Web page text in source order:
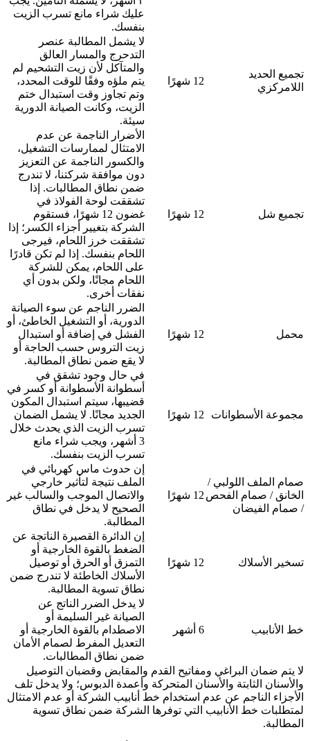
عليك شراء مانع تسرب الزيت
بنفسك.
تجميع الحديد
اللامركزي
12 شهرًا
لا يشمل المطالبة عنصر
التدحرج والمسار العالق
والمتآكل لأن زيت التشحيم لم
يتم ملؤه وفقًا للوقت المحدد،
وتم تجاوز وقت استبدال ختم
الزيت، وكانت الصيانة الدورية
سيئة.
تجميع شل 12 شهرًا
الأضرار الناجمة عن عدم
الامتثال لممارسات التشغيل،
والكسور الناجمة عن التعزيز
دون موافقة شركتنا، لا تندرج
ضمن نطاق المطالبات. إذا
تشققت لوحة الفولاذ في
غضون 12 شهرًا، فستقوم
الشركة بتغيير أجزاء الكسر؛ إذا
تشققت خرز اللحام، فيرجى
اللحام بنفسك. إذا لم تكن قادرًا
على اللحام، يمكن للشركة
اللحام مجانًا، ولكن بدون أي
نفقات أخرى.
محمل 12 شهرًا
الضرر الناجم عن سوء الصيانة
الدورية، أو التشغيل الخاطئ، أو
الفشل في إضافة أو استبدال
زيت التروس حسب الحاجة أو
لا يقع ضمن نطاق المطالبة.
مجموعة الأسطوانات 12 شهرًا
في حال وجود تشقق في
أسطوانة الأسطوانة أو كسر في
قضيبها، سيتم استبدال المكون
الجديد مجانًا. لا يشمل الضمان
تسرب الزيت الذي يحدث خلال
3 أشهر، ويجب شراء مانع
تسرب الزيت بنفسك.
صمام الملف اللولبي /
الخانق / صمام الفحص
/ صمام الفيضان
12 شهرًا
إن حدوث ماس كهربائي في
الملف نتيجة لتأثير خارجي
والاتصال الموجب والسالب غير
الصحيح لا يدخل في نطاق
المطالبة.
تسخير الأسلاك 12 شهرًا
إن الدائرة القصيرة الناتجة عن
الضغط بالقوة الخارجية أو
التمزق أو الحرق أو توصيل
الأسلاك الخاطئة لا تندرج ضمن
نطاق تسوية المطالبة.
خط الأنابيب 6 أشهر
لا يدخل الضرر الناتج عن
الصيانة غير السليمة أو
الاصطدام بالقوة الخارجية أو
التعديل المفرط لصمام الأمان
ضمن نطاق المطالبات.
لا يتم ضمان البراغي ومفاتيح القدم والمقابض وقضبان التوصيل
والأسنان الثابتة والأسنان المتحركة وأعمدة الدبوس؛ ولا يدخل تلف
الأجزاء الناجم عن عدم استخدام خط أنابيب الشركة أو عدم الامتثال
لمتطلبات خط الأنابيب التي توفرها الشركة ضمن نطاق تسوية
المطالبة.